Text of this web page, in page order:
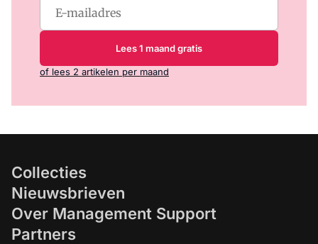
Lees 1 maand gratis
of lees 2 artikelen per maand
Collecties
Nieuwsbrieven
Over Management Support
Partners